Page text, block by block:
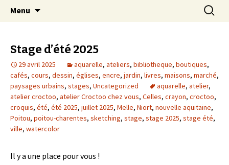
Menu
Stage d’été 2025
29 avril 2025 aquarelle, ateliers, bibliotheque, boutiques,
cafés, cours, dessin, églises, encre, jardin, livres, maisons, marché,
paysages urbains, stages, Uncategorized aquarelle, atelier,
atelier croctoo, atelier Croctoo chez vous, Celles, crayon, croctoo,
croquis, été, été 2025, juillet 2025, Melle, Niort, nouvelle aquitaine,
Poitou, poitou-charentes, sketching, stage, stage 2025, stage été,
ville, watercolor
Il y a une place pour vous !